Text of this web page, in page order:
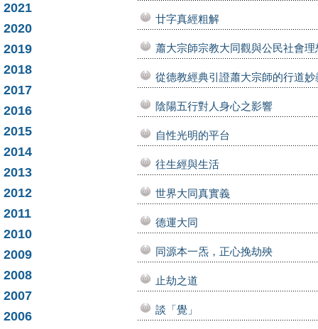
2021
2020
2019
2018
2017
2016
2015
2014
2013
2012
2011
2010
2009
2008
2007
2006
廿字真經粗解
蕭大宗師宗教大同觀與公民社會理
從德教經典引證蕭大宗師的行道妙
陰陽五行對人身心之影響
自性光明的平台
往生經與生活
世界大同真實義
德運大同
同源本一炁，正心挽劫殃
止劫之道
談「覺」